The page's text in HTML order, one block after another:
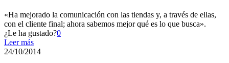
«Ha mejorado la comunicación con las tiendas y, a través de ellas,
con el cliente final; ahora sabemos mejor qué es lo que busca».
¿Le ha gustado?0
Leer más
24/10/2014